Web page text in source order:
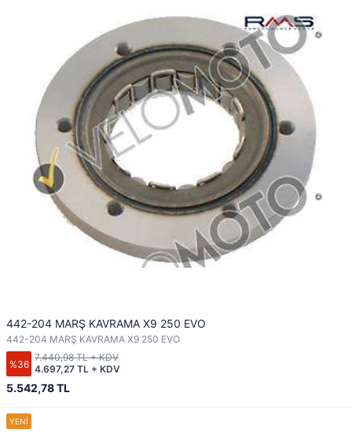
442-204 MARŞ KAVRAMA X9 250 EVO
442-204 MARŞ KAVRAMA X9 250 EVO
%36
5.542,78 TL
4.697,27 TL + KDV
7.440,98 TL + KDV